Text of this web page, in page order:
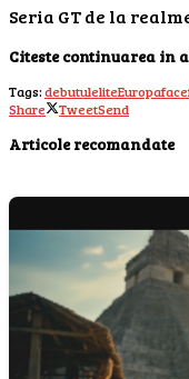
Seria GT de la
Citeste continuarea in
Tags:debutuleliteEuropaface
Share
TweetSend
Articole recomandate